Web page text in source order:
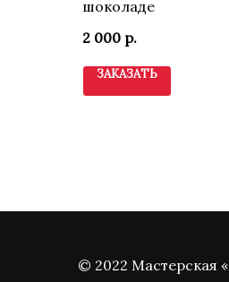
шоколаде
2 000 р.
ЗАКАЗАТЬ
© 2022 Мастерская